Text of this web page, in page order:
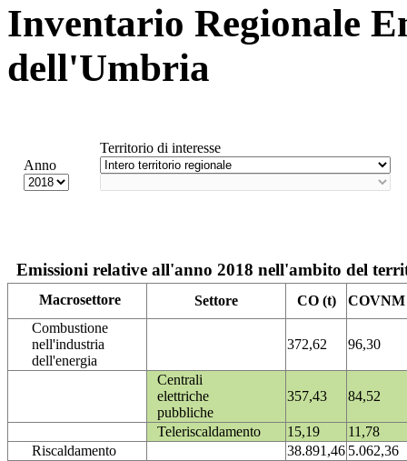
Inventario Regionale
dell'Umbria
Anno
Territorio di interesse
Emissioni relative all'anno 2018 nell'ambito del
Macrosettore Settore CO (t)
COVNM
Combustione
nell'industria
dell'energia
372,62 96,30
Centrali
elettriche
pubbliche
357,43 84,52
Teleriscaldamento 15,19
11,78
Riscaldamento
38.891,46 5.062,36